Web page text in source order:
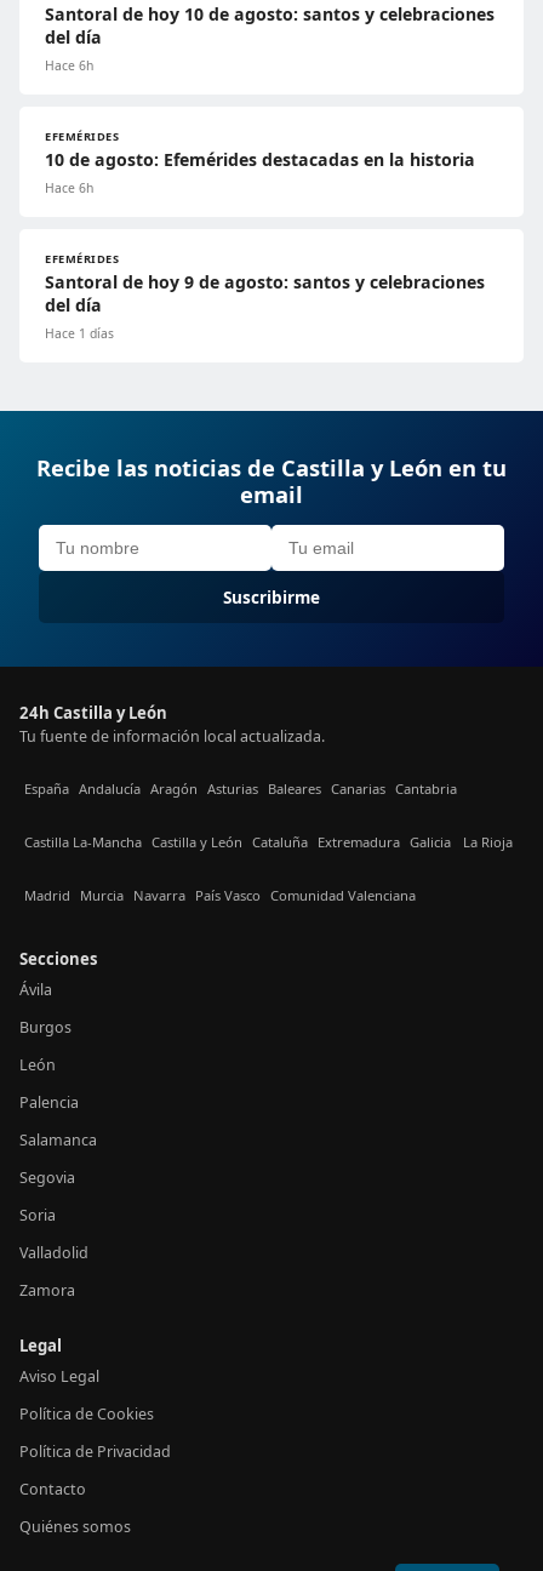
Santoral de hoy 10 de agosto: santos y celebraciones
del día
Hace 6h
EFEMÉRIDES
10 de agosto: Efemérides destacadas en la historia
Hace 6h
EFEMÉRIDES
Santoral de hoy 9 de agosto: santos y celebraciones
del día
Hace 1 días
Recibe las noticias de Castilla y León en tu
email
Suscribirme
24h Castilla y León
Tu fuente de información local actualizada.
España Andalucía Aragón Asturias Baleares Canarias Cantabria
Castilla La-Mancha Castilla y León Cataluña Extremadura Galicia La Rioja
Madrid Murcia Navarra País Vasco Comunidad Valenciana
Secciones
Ávila
Burgos
León
Palencia
Salamanca
Segovia
Soria
Valladolid
Zamora
Legal
Aviso Legal
Política de Cookies
Política de Privacidad
Contacto
Quiénes somos